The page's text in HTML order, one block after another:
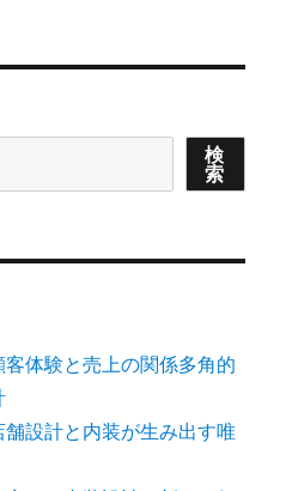
検
索
体験と売上の関係多角的
設計と内装が生み出す唯